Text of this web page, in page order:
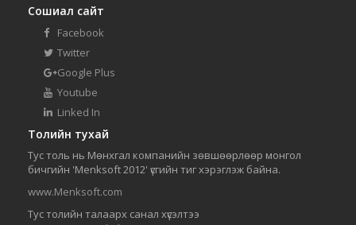
Сошиал сайт
Facebook
Twitter
Google Plus
Youtube
Linked In
Толийн тухай
Тус толь нь Мөнхгал компанийн зөвшөөрлөөр монгол
бичгийн 'Menksoft 2012' үсгийн тиг хэрэглэж байна.
www.Menksoft.com
Тус толийн талаарх санал хүсэлтээ